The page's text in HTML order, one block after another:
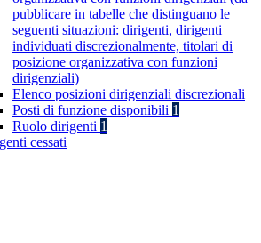
pubblicare in tabelle che distinguano le
seguenti situazioni: dirigenti, dirigenti
individuati discrezionalmente, titolari di
posizione organizzativa con funzioni
dirigenziali)
Elenco posizioni dirigenziali discrezionali
Posti di funzione disponibili 1
Ruolo dirigenti 1
cessati